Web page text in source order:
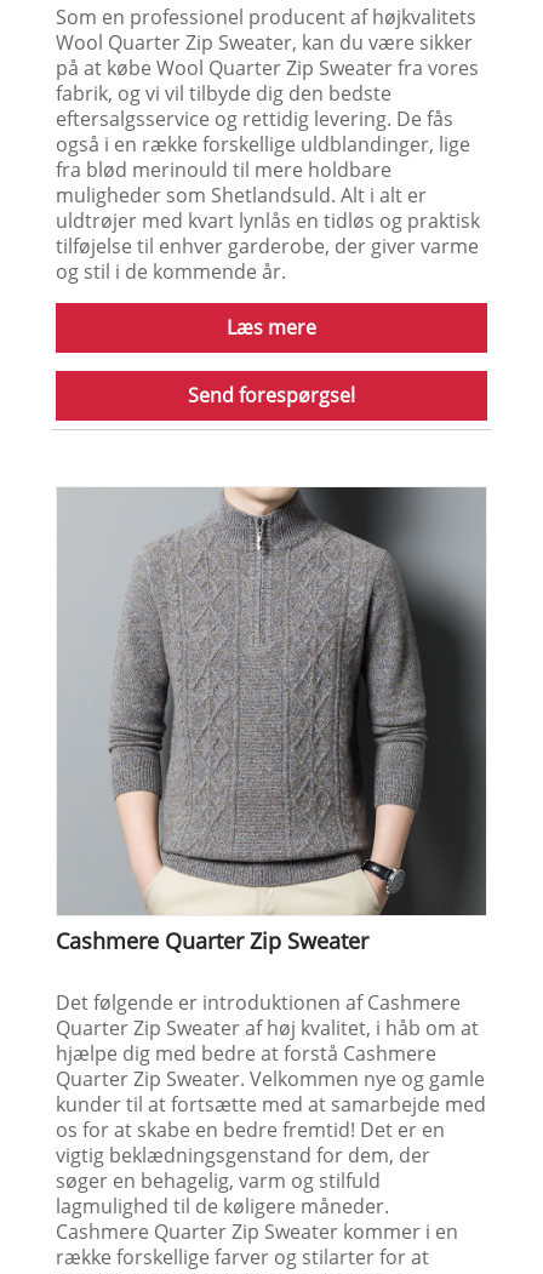
Som en professionel producent af højkvalitets
Wool Quarter Zip Sweater, kan du være sikker
på at købe Wool Quarter Zip Sweater fra vores
fabrik, og vi vil tilbyde dig den bedste
eftersalgsservice og rettidig levering. De fås
også i en række forskellige uldblandinger, lige
fra blød merinould til mere holdbare
muligheder som Shetlandsuld. Alt i alt er
uldtrøjer med kvart lynlås en tidløs og praktisk
tilføjelse til enhver garderobe, der giver varme
og stil i de kommende år.
Læs mere
Send forespørgsel
Cashmere Quarter Zip Sweater
Det følgende er introduktionen af ​​Cashmere
Quarter Zip Sweater af høj kvalitet, i håb om at
hjælpe dig med bedre at forstå Cashmere
Quarter Zip Sweater. Velkommen nye og gamle
kunder til at fortsætte med at samarbejde med
os for at skabe en bedre fremtid! Det er en
vigtig beklædningsgenstand for dem, der
søger en behagelig, varm og stilfuld
lagmulighed til de køligere måneder.
Cashmere Quarter Zip Sweater kommer i en
række forskellige farver og stilarter for at